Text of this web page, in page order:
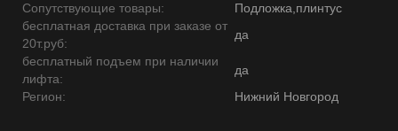
Сопутствующие товары:
Подложка,плинтус
бесплатная доставка при заказе от
20т.руб:
да
бесплатный подъем при наличии
лифта:
да
Регион:
Нижний Новгород